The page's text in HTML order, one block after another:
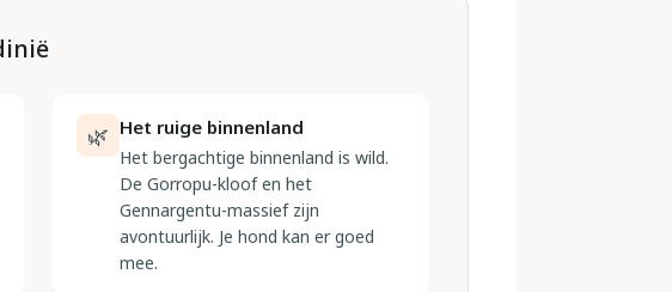
🌿 Het ruige binnenland
Het bergachtige binnenland is wild.
De Gorropu-kloof en het
Gennargentu-massief zijn
avontuurlijk. Je hond kan er goed
mee.